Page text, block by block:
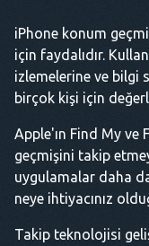
iPhone konum
için faydalıdır.
izlemelerine ve bilgi
birçok kişi için
Apple'ın Find My ve
geçmişini takip
uygulamalar daha
neye ihtiyacınız
Takip teknolojisi